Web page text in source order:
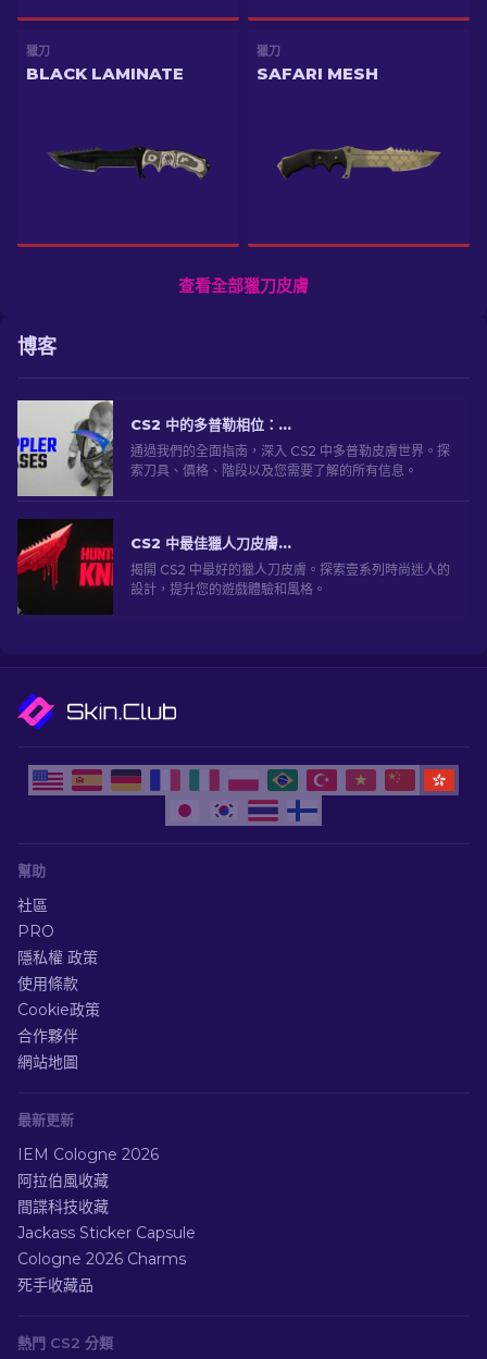
獵刀
BLACK LAMINATE
獵刀
SAFARI MESH
查看全部獵刀皮膚
博客
CS2 中的多普勒相位：完整指南（刀具和價格）
通過我們的全面指南，深入 CS2 中多普勒皮膚世界。探
索刀具、價格、階段以及您需要了解的所有信息。
CS2 中最佳獵人刀皮膚 [2026]
揭開 CS2 中最好的獵人刀皮膚。探索壹系列時尚迷人的
設計，提升您的遊戲體驗和風格。
幫助
社區
PRO
隱私權 政策
使用條款
Cookie政策
合作夥伴
網站地圖
最新更新
IEM Cologne 2026
阿拉伯風收藏
間諜科技收藏
Jackass Sticker Capsule
Cologne 2026 Charms
死手收藏品
熱門 CS2 分類